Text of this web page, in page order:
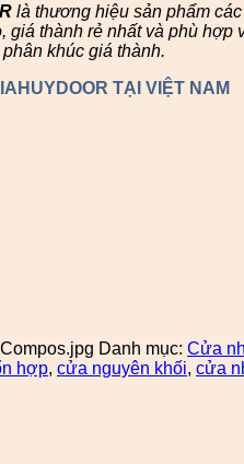
là thương hiệu sản phẩm
thành rẻ nhất và phù hợp
khúc giá thành.
TẠI VIỆT NAM
Danh mục: Cửa
hợp, cửa nguyên khối, cửa